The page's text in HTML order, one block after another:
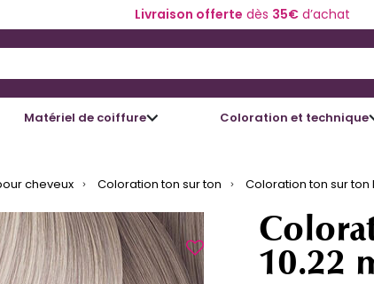
Livraison offerte dès 35€d’achat
Matériel de coiffure Coloration et technique
cheveux Coloration ton sur ton Coloration ton sur ton
10.22